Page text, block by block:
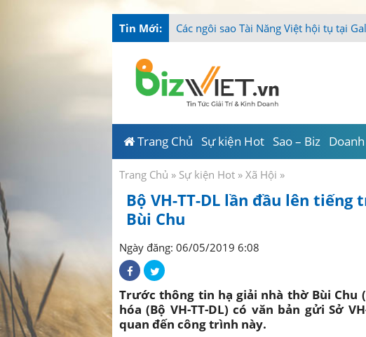
Tin Mới: -
Trang Chủ Sự kiện Hot Sao – Biz
Trang Chủ » Sự kiện Hot » Xã Hội »
Bộ VH-TT-DL lần đầu lên
Bùi Chu
Ngày đăng: 06/05/2019 6:08
Trước thông tin hạ giải nhà thờ Bùi Chu
hóa (Bộ VH-TT-DL) có văn bản gửi Sở
quan đến công trình này.